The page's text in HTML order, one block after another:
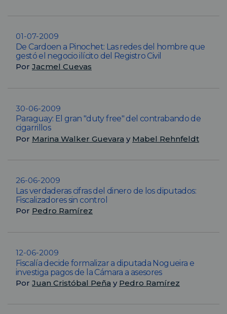
01-07-2009
De Cardoen a Pinochet: Las redes del hombre que
gestó el negocio ilícito del Registro Civil
Por Jacmel Cuevas
30-06-2009
Paraguay: El gran "duty free" del contrabando de
cigarrillos
Por Marina Walker Guevara y Mabel Rehnfeldt
26-06-2009
Las verdaderas cifras del dinero de los diputados:
Fiscalizadores sin control
Por Pedro Ramírez
12-06-2009
Fiscalía decide formalizar a diputada Nogueira e
investiga pagos de la Cámara a asesores
Por Juan Cristóbal Peña y Pedro Ramírez